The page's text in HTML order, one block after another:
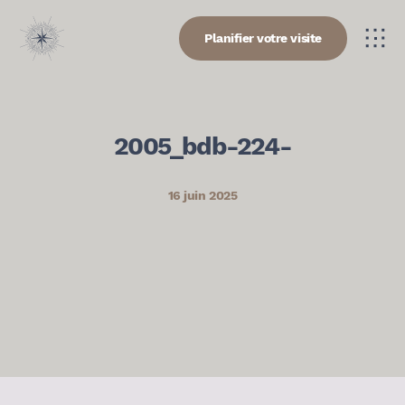
Planifier votre visite
2005_bdb-224-
16 juin 2025